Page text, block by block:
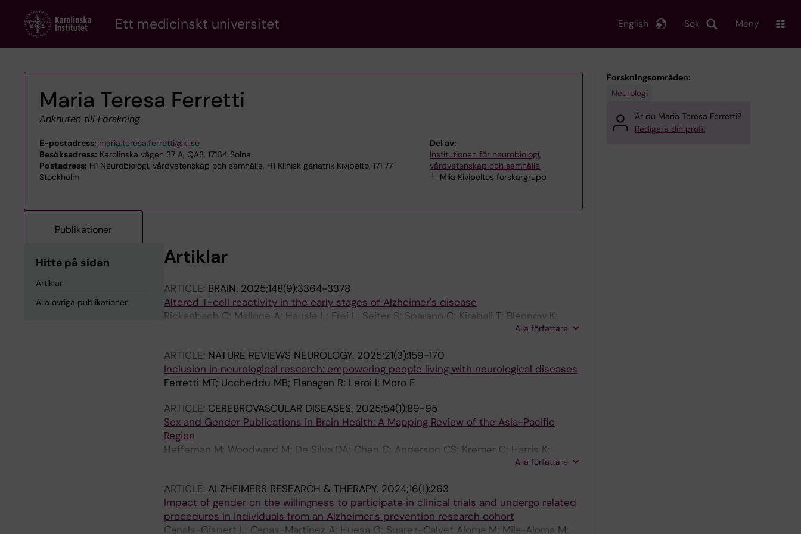
content
Ett medicinskt universitet Sök
English Meny
Maria Teresa Ferretti
Anknuten till Forskning
E-postadress: maria.teresa.ferretti@ki.se
Besöksadress: Karolinska vägen 37 A, QA3, 17164 Solna
Postadress: H1 Neurobiologi, vårdvetenskap och samhälle, H1 Klinisk geriatrik Kivipelto, 171 77
Stockholm
Del av:
Institutionen för neurobiologi,
vårdvetenskap och samhälle
Miia Kivipeltos forskargrupp
Publikationer
Hitta på sidan
Artiklar
Alla övriga publikationer
Artiklar
ARTICLE: BRAIN. 2025;148(9):3364-3378
Altered T-cell reactivity in the early stages of Alzheimer's disease
Rickenbach C; Mallone A; Hausle L; Frei L; Seiter S; Sparano C; Kirabali T; Blennow K;
Zetterberg H; Ferretti MT; Kulic L; Hock C; Nitsch RM; Treyer V; Gietl A; Gericke C
Alla författare
ARTICLE: NATURE REVIEWS NEUROLOGY. 2025;21(3):159-170
Inclusion in neurological research: empowering people living with neurological diseases
Ferretti MT; Uccheddu MB; Flanagan R; Leroi I; Moro E
ARTICLE: CEREBROVASCULAR DISEASES. 2025;54(1):89-95
Sex and Gender Publications in Brain Health: A Mapping Review of the Asia-Pacific
Region
Heffernan M; Woodward M; De Silva DA; Chen C; Anderson CS; Kremer C; Harris K;
Alla författare
ARTICLE: ALZHEIMERS RESEARCH & THERAPY. 2024;16(1):263
Impact of gender on the willingness to participate in clinical trials and undergo related
procedures in individuals from an Alzheimer's prevention research cohort
Canals-Gispert L; Canas-Martinez A; Huesa G; Suarez-Calvet Aloma M; Mila-Aloma M;
Forskningsområden:
Neurologi
Är du Maria Teresa Ferretti?
Redigera din profil